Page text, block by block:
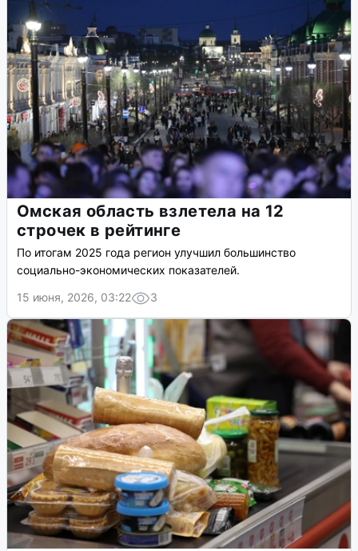
Омская область взлетела на 12
строчек в рейтинге
По итогам 2025 года регион улучшил большинство
социально-экономических показателей.
15 июня, 2026, 03:22
3